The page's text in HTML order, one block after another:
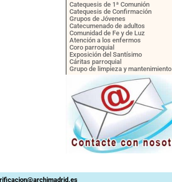
Catequesis de 1ª Comunión
Catequesis de Confirmación
Grupos de Jóvenes
Catecumenado de adultos
Comunidad de Fe y de Luz
Atención a los enfermos
Coro parroquial
Exposición del Santísimo
Cáritas parroquial
Grupo de limpieza y mantenimiento